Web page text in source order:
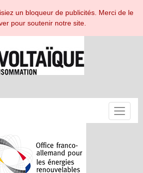
ABONNÉ
Toggle
un bloqueur de publicités. Merci de le
pour soutenir notre site.